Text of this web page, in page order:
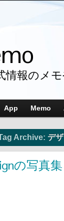
情報のメ
App Memo
Archive: デ
の写真集